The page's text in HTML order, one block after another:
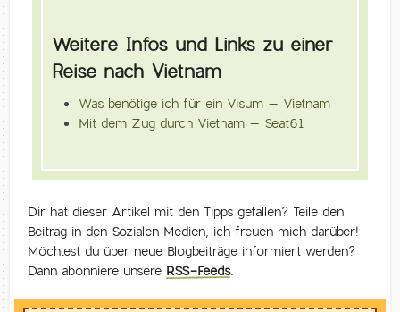
Weitere Infos und Links zu einer
Reise nach Vietnam
Was benötige ich für ein Visum – Vietnam
Mit dem Zug durch Vietnam – Seat61
Dir hat dieser Artikel mit den Tipps gefallen? Teile den
Beitrag in den Sozialen Medien, ich freuen mich darüber!
Möchtest du über neue Blogbeiträge informiert werden?
Dann abonniere unsere RSS-Feeds.